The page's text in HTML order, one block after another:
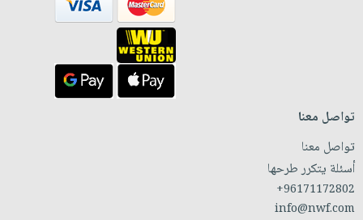
تواصل معنا
تواصل معنا
أسئلة يتكرر طرحها
+96171172802
info@nwf.com